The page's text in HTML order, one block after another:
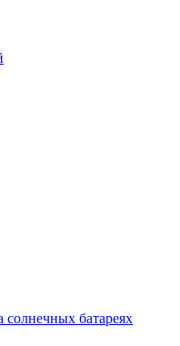
батареях